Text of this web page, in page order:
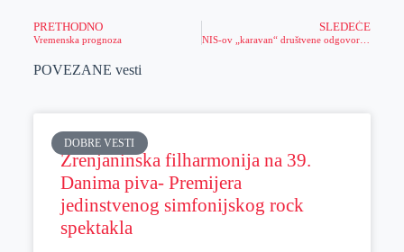
PRETHODNO
Vremenska prognoza
SLEDEĆE
POVEZANE vesti
DOBRE VESTI
Zrenjaninska filharmonija na 39.
Danima piva- Premijera
jedinstvenog simfonijskog rock
spektakla